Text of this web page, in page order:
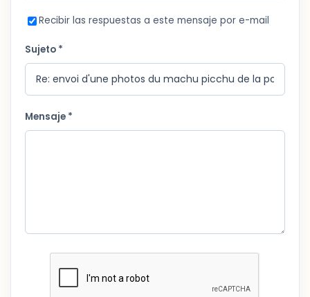
Recibir las respuestas a este mensaje por e-mail
Sujeto *
Mensaje *